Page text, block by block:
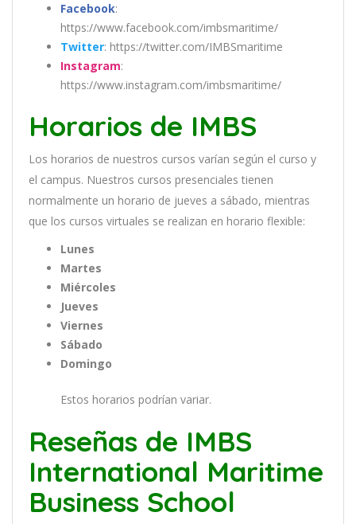
Facebook:
https://www.facebook.com/imbsmaritime/
Twitter: https://twitter.com/IMBSmaritime
Instagram:
https://www.instagram.com/imbsmaritime/
Horarios de IMBS
Los horarios de nuestros cursos varían según el curso y
el campus. Nuestros cursos presenciales tienen
normalmente un horario de jueves a sábado, mientras
que los cursos virtuales se realizan en horario flexible:
Lunes
Martes
Miércoles
Jueves
Viernes
Sábado
Domingo
Estos horarios podrían variar.
Reseñas de IMBS
International Maritime
Business School